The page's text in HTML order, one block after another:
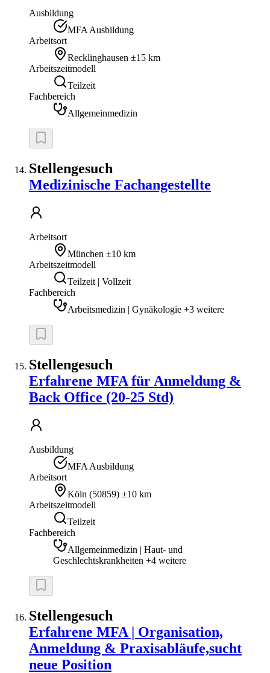
Ausbildung
MFA Ausbildung
Arbeitsort
Recklinghausen ±15 km
Arbeitszeitmodell
Teilzeit
Fachbereich
Allgemeinmedizin
Stellengesuch
Medizinische Fachangestellte
Arbeitsort
München ±10 km
Arbeitszeitmodell
Teilzeit | Vollzeit
Fachbereich
Arbeitsmedizin | Gynäkologie +3 weitere
Stellengesuch
Erfahrene MFA für Anmeldung &
Back Office (20-25 Std)
Ausbildung
MFA Ausbildung
Arbeitsort
Köln (50859) ±10 km
Arbeitszeitmodell
Teilzeit
Fachbereich
Allgemeinmedizin | Haut- und
Geschlechtskrankheiten +4 weitere
Stellengesuch
Erfahrene MFA | Organisation,
Anmeldung & Praxisabläufe,sucht
neue Position